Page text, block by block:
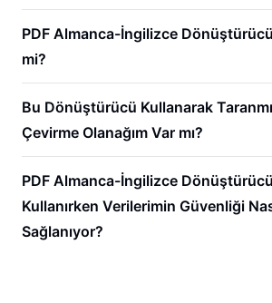
PDF Almanca-İngilizce
mi?
Bu Dönüştürücü Kullanarak
Çevirme Olanağım Var mı?
PDF Almanca-İngilizce
Kullanırken Verilerimin Güvenliği
Sağlanıyor?